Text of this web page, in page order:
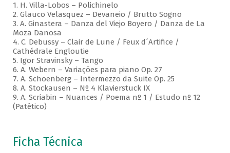
1. H. Villa-Lobos – Polichinelo
2. Glauco Velasquez – Devaneio / Brutto Sogno
3. A. Ginastera – Danza del Viejo Boyero / Danza de La
Moza Danosa
4. C. Debussy – Clair de Lune / Feux d´Artifice /
Cathédrale Engloutie
5. Igor Stravinsky – Tango
6. A. Webern – Variações para piano Op. 27
7. A. Schoenberg – Intermezzo da Suite Op. 25
8. A. Stockausen – Nº 4 Klavierstuck IX
9. A. Scriabin – Nuances / Poema nº 1 / Estudo nº 12
(Patético)
Ficha Técnica